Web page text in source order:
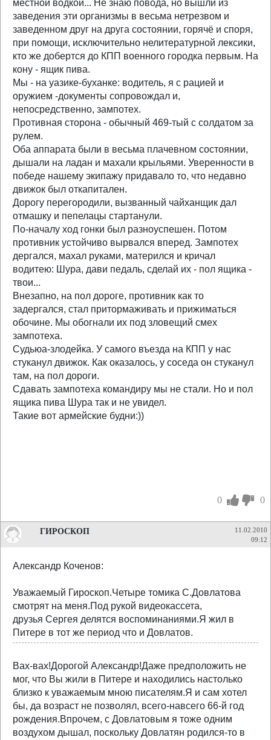
местной водкой... Не знаю повода, но вышли из
заведения эти организмы в весьма нетрезвом и
заведенном друг на друга состоянии, горячё и споря,
при помощи, исключительно нелитературной лексики,
кто же добертся до КПП военного городка первым. На
кону - ящик пива.
Мы - на уазике-буханке: водитель, я с рацией и
оружием -документы сопровождал и,
непосредственно, зампотех.
Противная сторона - обычный 469-тый с солдатом за
рулем.
Оба аппарата были в весьма плачевном состоянии,
дышали на ладан и махали крыльями. Уверенности в
победе нашему экипажу придавало то, что недавно
движок был откапитален.
Дорогу перегородили, вызванный чайханщик дал
отмашку и пепелацы стартанули.
По-началу ход гонки был разноуспешен. Потом
противник устойчиво вырвался вперед. Зампотех
дергался, махал руками, матерился и кричал
водитею: Шура, дави педаль, сделай их - пол ящика -
твои...
Внезапно, на пол дороге, противник как то
задергался, стал притормаживать и прижиматься
обочине. Мы обогнали их под зловещий смех
зампотеха.
Судьюа-злодейка. У самого въезда на КПП у нас
стуканул движок. Как оказалось, у соседа он стуканул
там, на пол дороги.
Сдавать зампотеха командиру мы не стали. Но и пол
ящика пива Шура так и не увидел.
Такие вот армейские будни:))
0 0
ГИРОСКОП
11.02.2010
09:12
Александр Коченов:
Уважаемый Гироскоп.Четыре томика С.Довлатова
смотрят на меня.Под рукой видеокассета,
друзья Сергея делятся воспоминаниями.Я жил в
Питере в тот же период что и Довлатов.
Вах-вах!Дорогой Александр!Даже предположить не
мог, что Вы жили в Питере и находились настолько
близко к уважаемым мною писателям.Я и сам хотел
бы, да возраст не позволял, всего-навсего 66-й год
рождения.Впрочем, с Довлатовым я тоже одним
воздухом дышал, поскольку Довлатян родился-то в